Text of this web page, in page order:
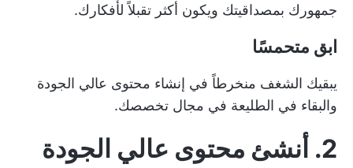
جمهورك بمصداقيتك ويكون أكثر تقبلاً لأفكارك.
ابق متحمسًا
يبقيك الشغف منخرطاً في إنشاء محتوى عالي الجودة
والبقاء في الطليعة في مجال تخصصك.
2. أنشئ محتوى عالي الجودة